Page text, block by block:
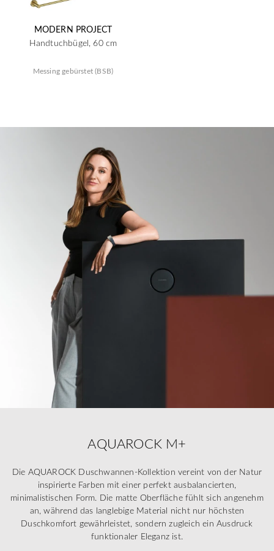
MODERN PROJECT
Handtuchbügel, 60 cm
Messing gebürstet (BSB)
AQUAROCK M+
Die AQUAROCK Duschwannen-Kollektion vereint von der Natur
inspirierte Farben mit einer perfekt ausbalancierten,
minimalistischen Form. Die matte Oberfläche fühlt sich angenehm
an, während das langlebige Material nicht nur höchsten
Duschkomfort gewährleistet, sondern zugleich ein Ausdruck
funktionaler Eleganz ist.